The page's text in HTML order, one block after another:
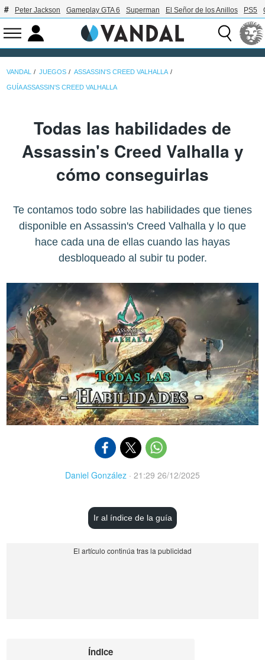
Peter Jackson Gameplay GTA 6 Superman El Señor de los Anillos PS5
VANDAL JUEGOS ASSASSIN'S CREED VALHALLA
GUÍA ASSASSIN'S CREED VALHALLA
Todas las habilidades de
Assassin's Creed Valhalla y
cómo conseguirlas
Te contamos todo sobre las habilidades que tienes
disponible en Assassin's Creed Valhalla y lo que
hace cada una de ellas cuando las hayas
desbloqueado al subir tu poder.
Daniel González · 21:29 26/12/2025
Ir al índice de la guía
Índice